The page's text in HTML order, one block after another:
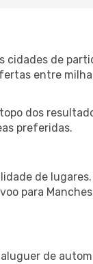
cidades de
entre
dos
preferidas.
de
para
de